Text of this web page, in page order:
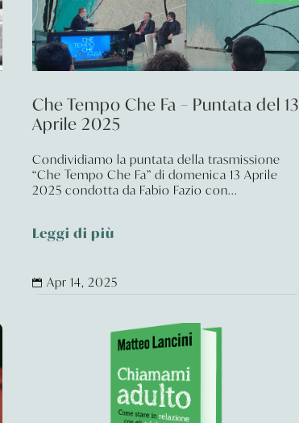
Che Tempo Che Fa – Puntata del 13
Aprile 2025
Condividiamo la puntata della trasmissione
“Che Tempo Che Fa” di domenica 13 Aprile
2025 condotta da Fabio Fazio con...
Leggi di più
 Apr 14, 2025